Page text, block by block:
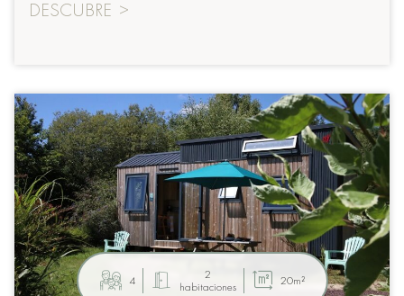
DESCUBRE >
4
2
habitaciones
20m²